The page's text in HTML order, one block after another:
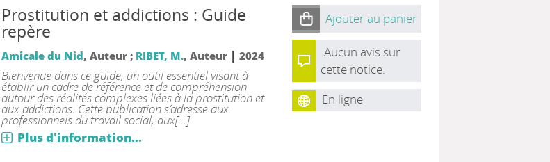
Prostitution et addictions : Guide
repère
Amicale du Nid, Auteur ; RIBET, M., Auteur | 2024
Bienvenue dans ce guide, un outil essentiel visant à
établir un cadre de référence et de compréhension
autour des réalités complexes liées à la prostitution et
aux addictions. Cette publication s’adresse aux
professionnels du travail social, aux[...]
Plus d'information...
Ajouter au panier
Aucun avis sur
cette notice.
En ligne